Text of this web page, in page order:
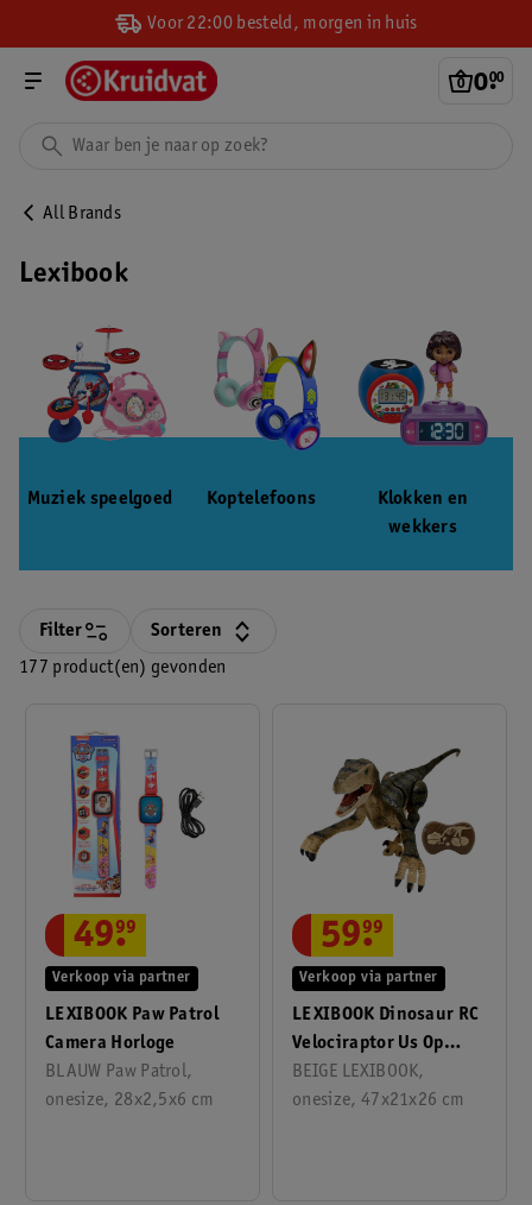
Voor 22:00 besteld, morgen in huis
0.
00
All Brands
Lexibook
Muziek speelgoed Koptelefoons
Klokken en
wekkers
177 product(en) gevonden
Filter Sorteren
LEXIBOOK Paw Patrol
Camera Horloge
BLAUW Paw Patrol,
onesize, 28x2,5x6 cm
Verkoop via partner
49.
99
LEXIBOOK Dinosaur RC
Velociraptor Us Op
Afstandsbediening
BEIGE LEXIBOOK,
onesize, 47x21x26 cm
Verkoop via partner
59.
99